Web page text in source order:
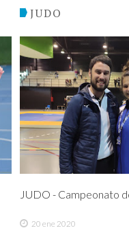
JUDO
JUDO - Campeonato
20 ene 2020